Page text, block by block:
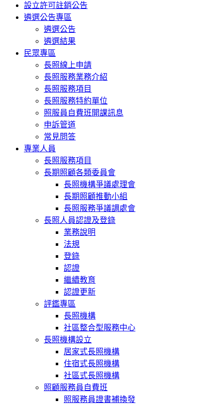
設立許可註銷公告
遴選公告專區
遴選公告
遴選結果
民眾專區
長照線上申請
長照服務業務介紹
長照服務項目
長照服務特約單位
照服員自費班開課訊息
申訴管道
常見問答
專業人員
長照服務項目
長期照顧各類委員會
長照機構爭議處理會
長期照顧推動小組
長照服務爭議調處會
長照人員認證及登錄
業務說明
法規
登錄
認證
繼續教育
認證更新
評鑑專區
長照機構
社區整合型服務中心
長照機構設立
居家式長照機構
住宿式長照機構
社區式長照機構
照顧服務員自費班
照服務員證書補換發